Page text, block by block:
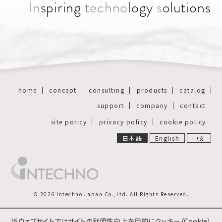
Inspiring technology solutions
home concept consulting products
catalog
support
company
contact
site poricy
privacy policy
cookie policy
日本語
English 中文
© 2026 Intechno Japan Co.,Ltd. All Rights Reserved.